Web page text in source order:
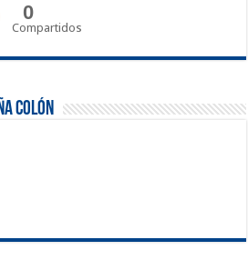
0
Compartidos
Colón